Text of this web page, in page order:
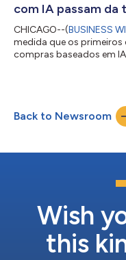
com IA passam da
CHICAGO--(BUSINESS
medida que os
compras baseados em
comércio: onde o
comércio por meio de
experimental para se
Back to Newsroom
Wish
this